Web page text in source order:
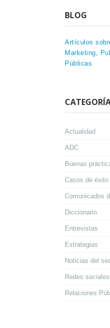
BLOG
Artículos
Marketing,
Públicas
Actualidad
ADC
Buenas
Casos de éxito
Comunicados
Diccionario
Entrevistas
Estrategias
Noticias del
Redes sociales
Relaciones